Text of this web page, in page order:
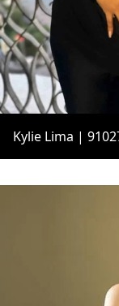
Kylie Lima |